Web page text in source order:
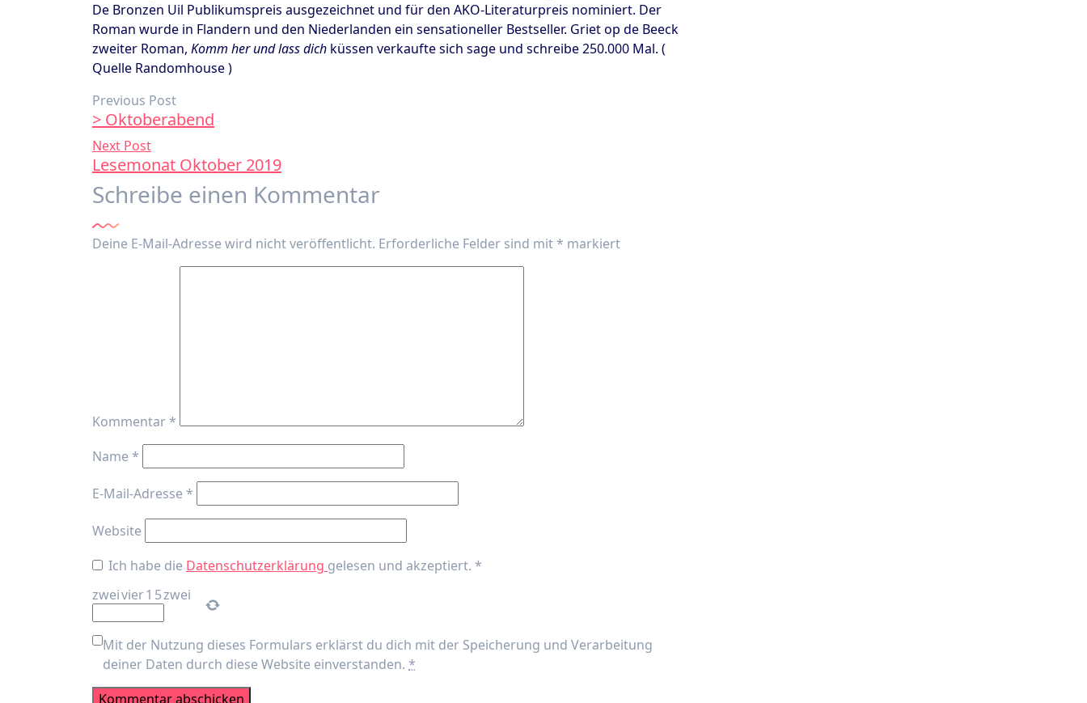
De Bronzen Uil Publikumspreis ausgezeichnet und für den AKO-Literaturpreis nominiert. Der
Roman wurde in Flandern und den Niederlanden ein sensationeller Bestseller. Griet op de Beeck
zweiter Roman, Komm her und lass dich küssen verkaufte sich sage und schreibe 250.000 Mal. (
Quelle Randomhouse )
Previous Post
> Oktoberabend
Next Post
Lesemonat Oktober 2019
Schreibe einen Kommentar
Deine E-Mail-Adresse wird nicht veröffentlicht. Erforderliche Felder sind mit* markiert
Kommentar*
Name *
E-Mail-Adresse *
Website
Ich habe die Datenschutzerklärung gelesen und akzeptiert. *
zweivier1 5zwei
Mit der Nutzung dieses Formulars erklärst du dich mit der Speicherung und Verarbeitung
deiner Daten durch diese Website einverstanden. *